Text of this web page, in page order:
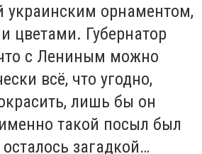
украинским орнаментом,
цветами. Губернатор
что с Лениным можно
всё, что угодно,
лишь бы он
такой посыл был
загадкой…